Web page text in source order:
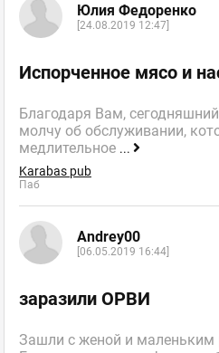
Юлия Федоренко
[24.08.2019 12:47]
Испорченное мясо и
Благодаря Вам,
молчу об обслуживании,
медлительное ...
Karabas pub
Паб
Andrey00
[06.05.2019 16:44]
заразили ОРВИ
Зашли с женой и маленьким